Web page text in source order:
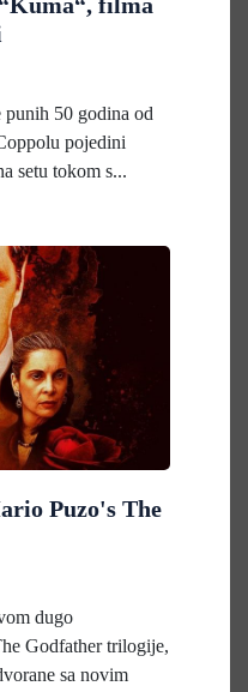
punih 50 godina od
pojedini
setu tokom s...
Puzo's The
dugo
Godfather trilogije,
sa novim